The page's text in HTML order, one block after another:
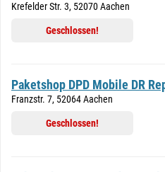
Krefelder Str. 3, 52070 Aachen
Geschlossen!
Paketshop DPD Mobile DR
Franzstr. 7, 52064 Aachen
Geschlossen!